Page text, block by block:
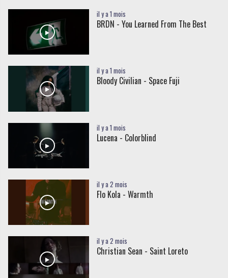
il y a 1 mois
BRDN - You Learned From The Best
il y a 1 mois
Bloody Civilian - Space Fuji
il y a 1 mois
Lucena - Colorblind
il y a 2 mois
Flo Kola - Warmth
il y a 2 mois
Christian Sean - Saint Loreto